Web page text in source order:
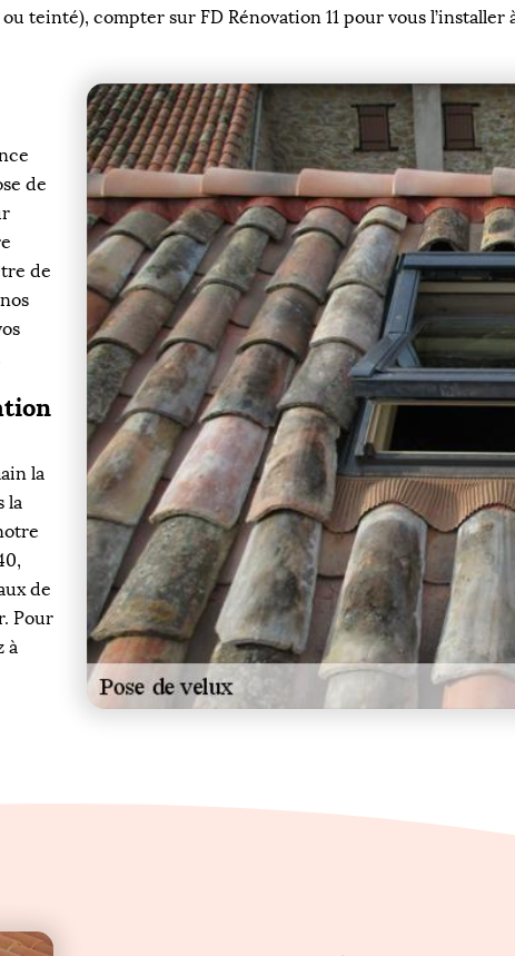
compter sur FD Rénovation 11 pour vous l’installer
de
de
la
la
de
Pour
à